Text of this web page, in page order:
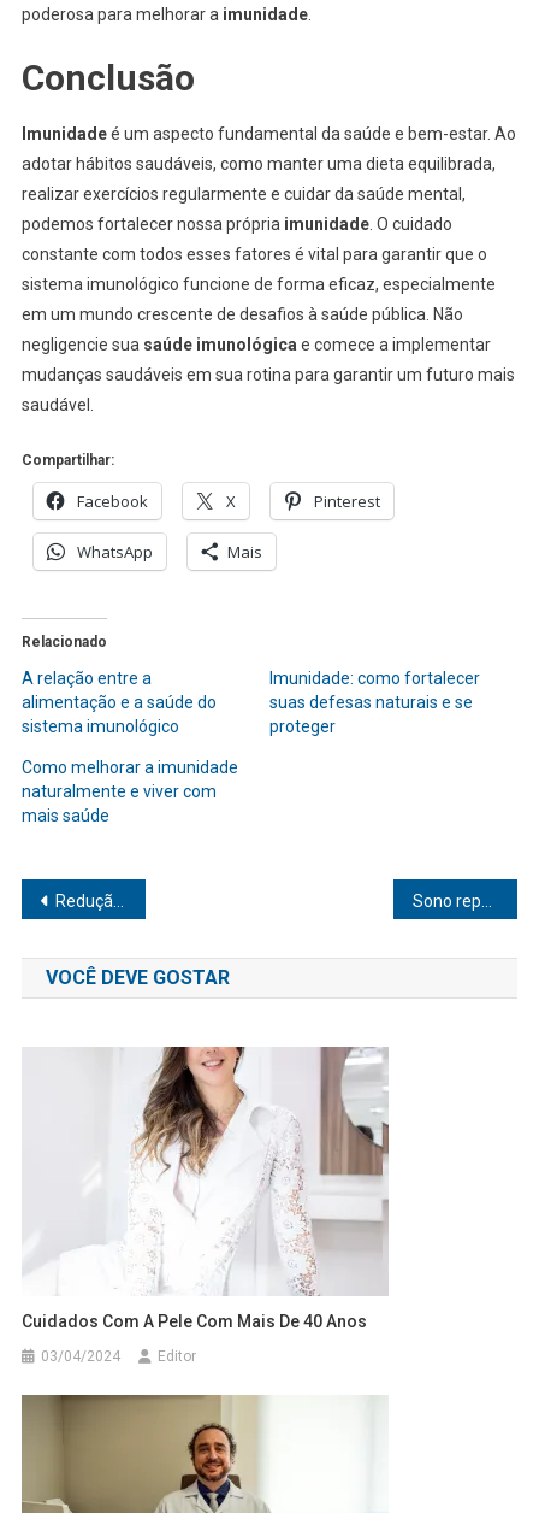
poderosa para melhorar a imunidade.
Conclusão
Imunidadeé um aspecto fundamental da saúde e bem-estar. Ao
adotar hábitos saudáveis, como manter uma dieta equilibrada,
realizar exercícios regularmente e cuidar da saúde mental,
podemos fortalecer nossa própria imunidade. O cuidado
constante com todos esses fatores é vital para garantir que o
sistema imunológico funcione de forma eficaz, especialmente
em um mundo crescente de desafios à saúde pública. Não
negligencie sua saúde imunológica e comece a implementar
mudanças saudáveis em sua rotina para garantir um futuro mais
saudável.
Compartilhar:
Facebook X Pinterest
WhatsApp Mais
Relacionado
A relação entre a
alimentação e a saúde do
sistema imunológico
Imunidade: como fortalecer
suas defesas naturais e se
proteger
Como melhorar a imunidade
naturalmente e viver com
mais saúde
Navegação
de
Post
Redução do estresse: Você sabia que a culinária pode ser a sua melhor terapia?
VOCÊ DEVE GOSTAR
Cuidados Com A Pele Com Mais De 40 Anos
03/04/2024 Editor